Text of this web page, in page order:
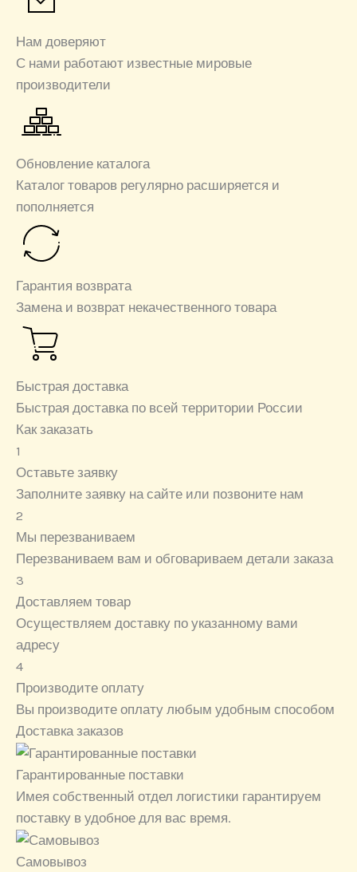
Нам доверяют
С нами работают известные мировые
производители
Обновление каталога
Каталог товаров регулярно расширяется и
пополняется
Гарантия возврата
Замена и возврат некачественного товара
Быстрая доставка
Быстрая доставка по всей территории России
Как заказать
1
Оставьте заявку
Заполните заявку на сайте или позвоните нам
2
Мы перезваниваем
Перезваниваем вам и обговариваем детали заказа
3
Доставляем товар
Осуществляем доставку по указанному вами
адресу
4
Производите оплату
Вы производите оплату любым удобным способом
Доставка заказов
Гарантированные поставки
Имея собственный отдел логистики гарантируем
поставку в удобное для вас время.
Самовывоз